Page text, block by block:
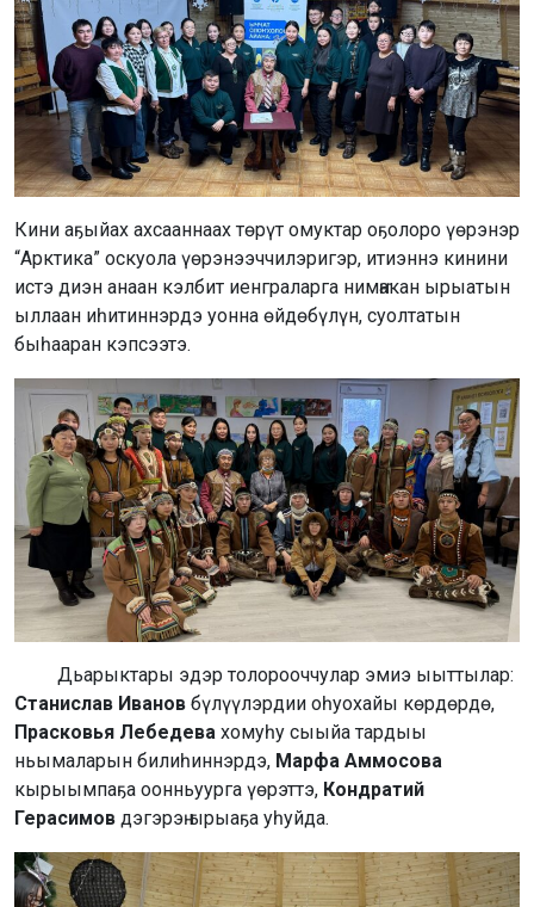
Кини аҕыйах ахсааннаах төрүт омуктар оҕолоро үөрэнэр
“Арктика” оскуола үөрэнээччилэригэр, итиэннэ кинини
истэ диэн анаан кэлбит иенграларга нимҥакан ырыатын
ыллаан иһитиннэрдэ уонна өйдөбүлүн, суолтатын
быһааран кэпсээтэ.
Дьарыктары эдэр толорооччулар эмиэ ыыттылар:
Станислав Иванов бүлүүлэрдии оһуохайы көрдөрдө,
Прасковья Лебедева хомуһу сыыйа тардыы
ньымаларын билиһиннэрдэ, Марфа Аммосова
кырыымпаҕа оонньуурга үөрэттэ, Кондратий
Герасимов дэгэрэҥ ырыаҕа уһуйда.